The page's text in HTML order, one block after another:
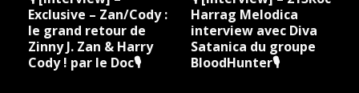
Exclusive – Zan/Cody :
le grand retour de
Zinny J. Zan & Harry
Cody ! par le Doc🎙
Harrag Melodica
interview avec Diva
Satanica du groupe
BloodHunter🎙